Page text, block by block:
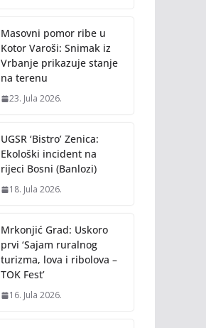
Masovni pomor ribe u
Kotor Varoši: Snimak iz
Vrbanje prikazuje stanje
na terenu
23. Jula 2026.
UGSR ‘Bistro’ Zenica:
Ekološki incident na
rijeci Bosni (Banlozi)
18. Jula 2026.
Mrkonjić Grad: Uskoro
prvi ‘Sajam ruralnog
turizma, lova i ribolova –
TOK Fest’
16. Jula 2026.